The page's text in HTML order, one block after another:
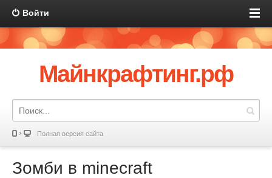
Войти
Майнкрафтинг.рф
Полная версия сайта
Зомби в minecraft